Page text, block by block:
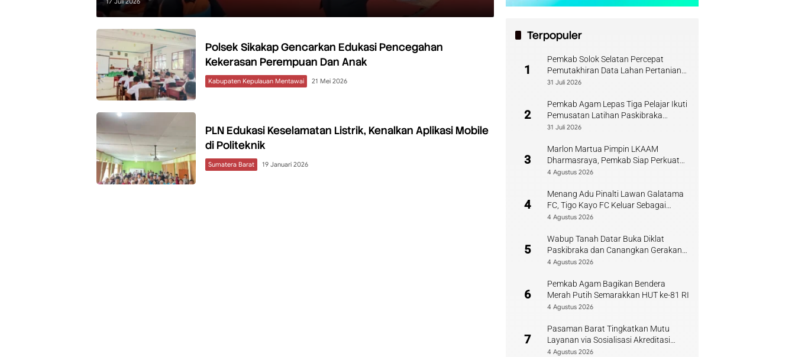
Polsek Sikakap Gencarkan Edukasi Pencegahan
Kekerasan Perempuan Dan Anak
Kabupaten Kepulauan Mentawai 21 Mei 2026
PLN Edukasi Keselamatan Listrik, Kenalkan Aplikasi Mobile
di Politeknik
Sumatera Barat 19 Januari 2026
Terpopuler
1
Pemkab Solok Selatan Percepat
Pemutakhiran Data Lahan Pertanian
Pangan Berkelanjutan
31 Juli 2026
2
Pemkab Agam Lepas Tiga Pelajar Ikuti
Pemusatan Latihan Paskibraka
Sumbar
31 Juli 2026
3
Marlon Martua Pimpin LKAAM
Dharmasraya, Pemkab Siap Perkuat
Sinergi Adat
4 Agustus 2026
4
Menang Adu Pinalti Lawan Galatama
FC, Tigo Kayo FC Keluar Sebagai
Juara Piala Walikota Payakumbuh
4 Agustus 2026
5
Wabup Tanah Datar Buka Diklat
Paskibraka dan Canangkan Gerakan
Bendera
4 Agustus 2026
6
Pemkab Agam Bagikan Bendera
Merah Putih Semarakkan HUT ke-81 RI
4 Agustus 2026
7
Pasaman Barat Tingkatkan Mutu
Layanan via Sosialisasi Akreditasi
Perpustakaan 2026
4 Agustus 2026